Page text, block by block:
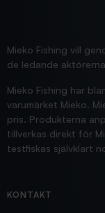
Jensa
Mieko Fishing vill
de ledande
Mieko Fishing har
varumärket Mieko.
pris. Produkterna
tillverkas direkt för
testfiskas självklart
KONTAKT